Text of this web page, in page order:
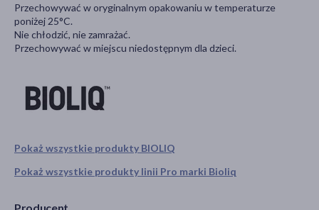
Pokaż wszystkie produkty BIOLIQ
Pokaż wszystkie produkty linii Pro marki Bioliq
Przechowywać w oryginalnym opakowaniu w temperaturze
poniżej 25°C.
Nie chłodzić, nie zamrażać.
Przechowywać w miejscu niedostępnym dla dzieci.